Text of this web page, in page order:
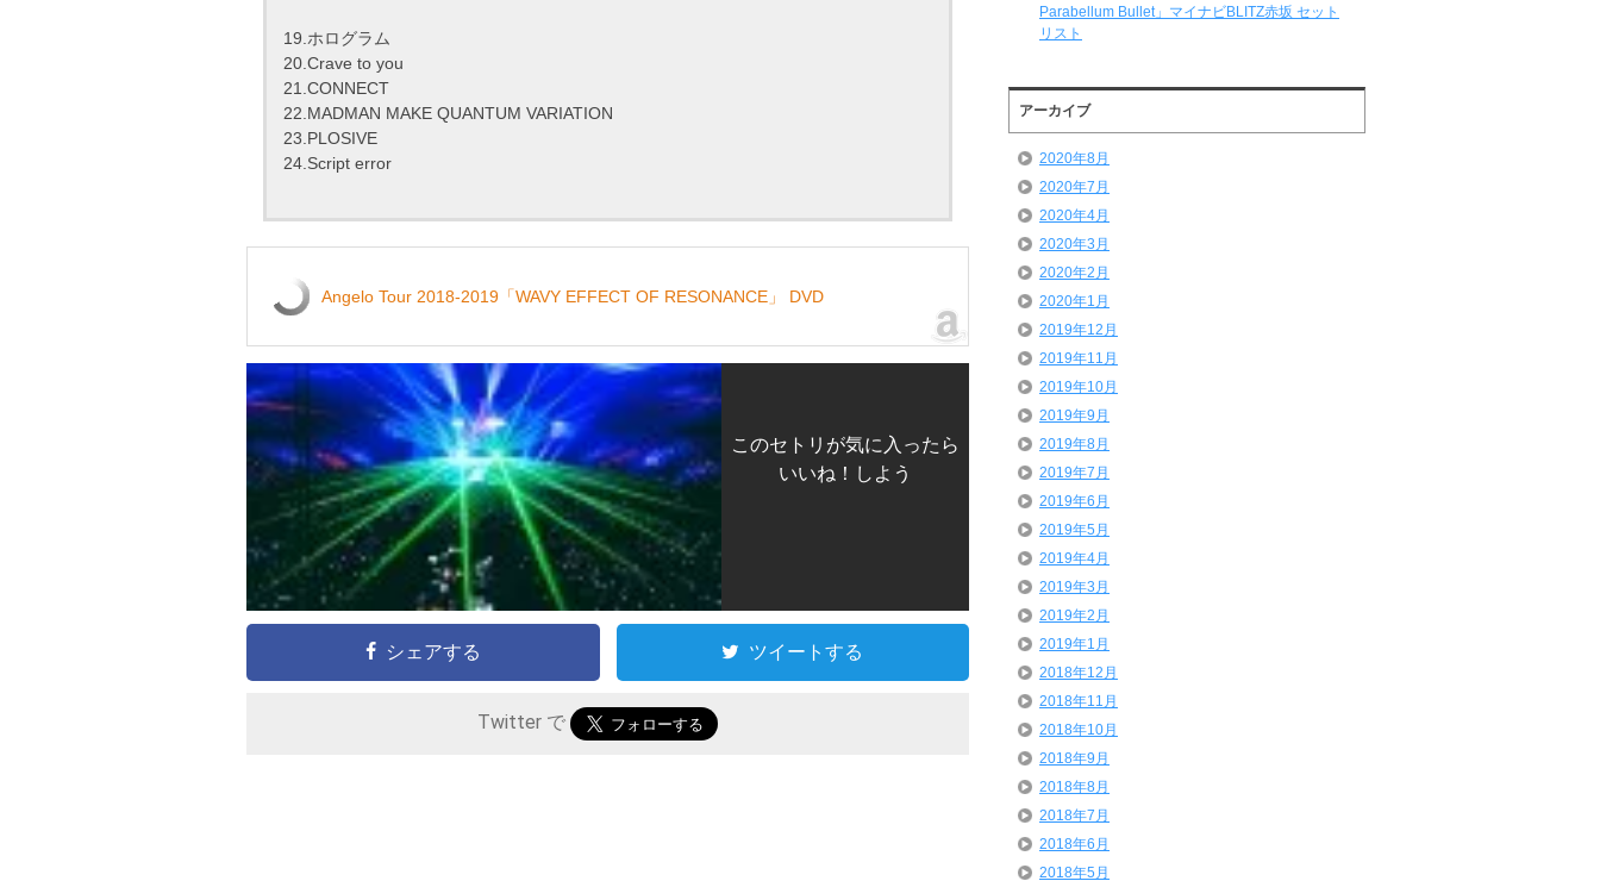
19.ホログラム
20.Crave to you
21.CONNECT
22.MADMAN MAKE QUANTUM VARIATION
23.PLOSIVE
24.Script error
Angelo Tour 2018-2019「WAVY EFFECT OF RESONANCE」 DVD
このセトリが気に入ったら
いいね！しよう
シェアする ツイートする
Twitter で
Parabellum Bullet」マイナビBLITZ赤坂 セット
リスト
アーカイブ
2020年8月
2020年7月
2020年4月
2020年3月
2020年2月
2020年1月
2019年12月
2019年11月
2019年10月
2019年9月
2019年8月
2019年7月
2019年6月
2019年5月
2019年4月
2019年3月
2019年2月
2019年1月
2018年12月
2018年11月
2018年10月
2018年9月
2018年8月
2018年7月
2018年6月
2018年5月